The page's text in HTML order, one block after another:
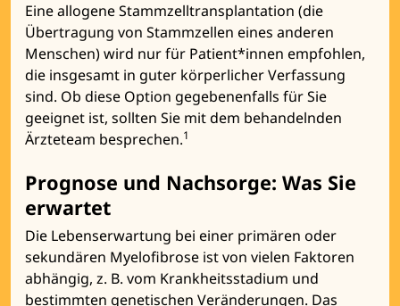
Eine allogene Stammzelltransplantation (die
Übertragung von Stammzellen eines anderen
Menschen) wird nur für Patient*innen empfohlen,
die insgesamt in guter körperlicher Verfassung
sind. Ob diese Option gegebenenfalls für Sie
geeignet ist, sollten Sie mit dem behandelnden
Ärzteteam besprechen.1
Prognose und Nachsorge: Was Sie
erwartet
Die Lebenserwartung bei einer primären oder
sekundären Myelofibrose ist von vielen Faktoren
abhängig, z. B. vom Krankheitsstadium und
bestimmten genetischen Veränderungen. Das